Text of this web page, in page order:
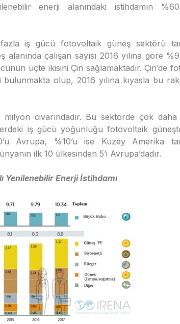
enerji alanındaki istihdamın
fazla iş gücü fotovoltaik güneş sektörü
çalışan sayısı 2016 yılına göre
üçte ikisini Çin sağlamaktadır. Çin’de
olup, 2016 yılına kıyasla bu
civarındadır. Bu sektörde çok
iş gücü yoğunluğu fotovoltaik
Avrupa, %10’u ise Kuzey Amerika
ilk 10 ülkesinden 5’i Avrupa’dadır.
Yenilenebilir Enerji İstihdamı